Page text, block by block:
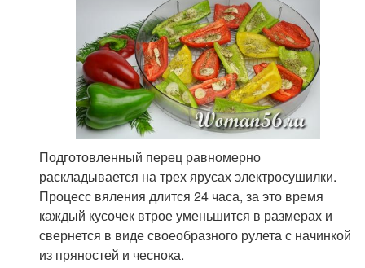
Подготовленный перец равномерно
раскладывается на трех ярусах электросушилки.
Процесс вяления длится 24 часа, за это время
каждый кусочек втрое уменьшится в размерах и
свернется в виде своеобразного рулета с начинкой
из пряностей и чеснока.